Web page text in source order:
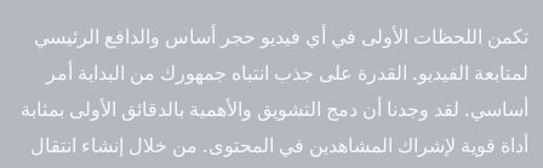
تكمن اللحظات الأولى في أي فيديو حجر أساس والدافع الرئيسي
لمتابعة الفيديو. القدرة على جذب انتباه جمهورك من البداية أمر
أساسي. لقد وجدنا أن دمج التشويق والأهمية بالدقائق الأولى بمثابة
أداة قوية لإشراك المشاهدين في المحتوى. من خلال إنشاء انتقال